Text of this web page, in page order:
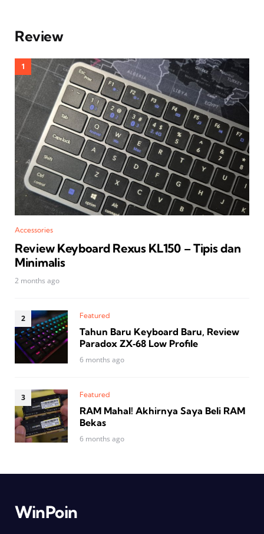
Review
Accessories
Review Keyboard Rexus KL150 – Tipis dan
Minimalis
2 months ago
Featured
Tahun Baru Keyboard Baru, Review
Paradox ZX‑68 Low Profile
6 months ago
Featured
RAM Mahal! Akhirnya Saya Beli RAM
Bekas
6 months ago
WinPoin